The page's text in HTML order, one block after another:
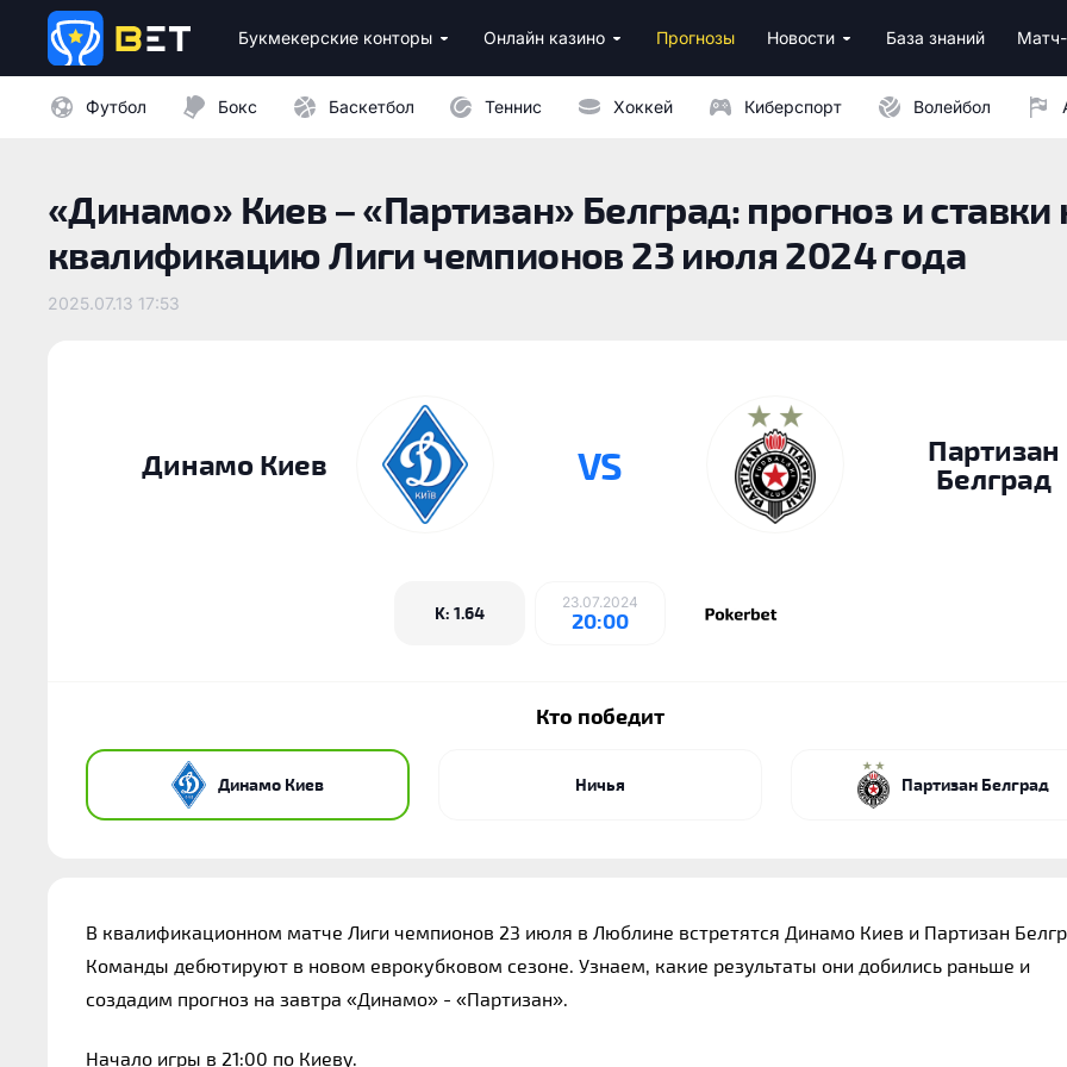
Букмекерские конторы Онлайн казино Прогнозы Новости База знаний
Футбол Бокс Баскетбол Теннис Хоккей Киберспорт Волейбол
«Динамо» Киев – «Партизан» Белград: прогноз и ставки
квалификацию Лиги чемпионов 23 июля 2024 года
2025.07.13 17:53
Динамо Киев VS
Партизан
Белград
K: 1.64
23.07.2024
20:00
Кто победит
Динамо Киев Ничья Партизан Белград
В квалификационном матче Лиги чемпионов 23 июля в Люблине встретятся Динамо Киев и Партизан
Команды дебютируют в новом еврокубковом сезоне. Узнаем, какие результаты они добились раньше и
создадим прогноз на завтра «Динамо» - «Партизан».
Начало игры в 21:00 по Киеву.